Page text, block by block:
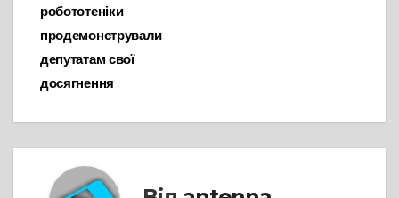
робототеніки
продемонстрували
депутатам свої
досягнення